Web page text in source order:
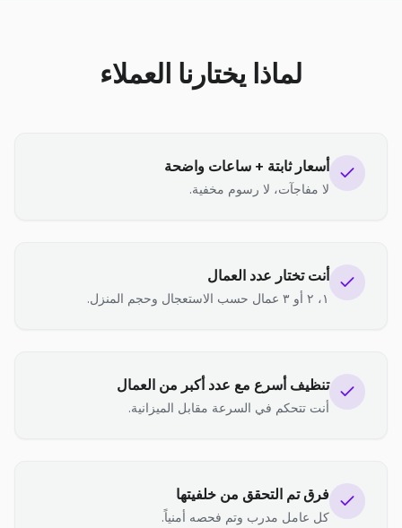
لماذا يختارنا العملاء
أسعار ثابتة + ساعات واضحة
لا مفاجآت، لا رسوم مخفية.
أنت تختار عدد العمال
١، ٢ أو ٣ عمال حسب الاستعجال وحجم المنزل.
تنظيف أسرع مع عدد أكبر من العمال
أنت تتحكم في السرعة مقابل الميزانية.
فرق تم التحقق من خلفيتها
كل عامل مدرب وتم فحصه أمنياً.